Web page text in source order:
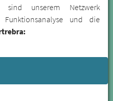
sind unserem Netzwerk
Funktionsanalyse und die